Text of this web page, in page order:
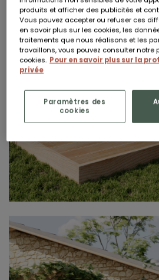
produits et afficher des publicités et
Vous pouvez accepter ou refuser ces
en savoir plus sur les cookies, les
traitements que nous réalisons et les
travaillons, vous pouvez consulter notre
cookies. Pour en savoir plus sur la
privée
Paramètres des
cookies